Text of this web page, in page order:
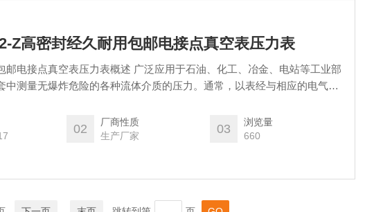
Z高密封经久耐用包邮电接点真空表压力表
力表概述 广泛应用于石油、化工、冶金、电站等工业部
中测量无爆炸危险的各种流体介质的压力。通常，以表经与相应的电气器
02
厂商性质
生产厂家
03
浏览量
660